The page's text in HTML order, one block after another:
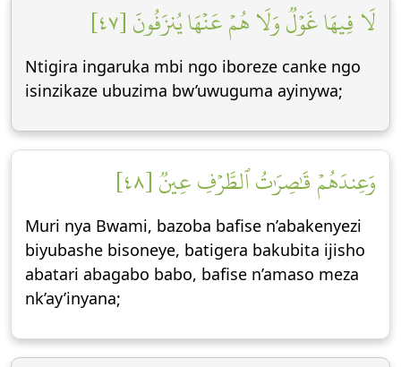
لَا فِيهَا غَوۡلٞ وَلَا هُمۡ عَنۡهَا يُنزَفُونَ [٤٧]
Ntigira ingaruka mbi ngo iboreze canke ngo
isinzikaze ubuzima bw’uwuguma ayinywa;
وَعِندَهُمۡ قَٰصِرَٰتُ ٱلطَّرۡفِ عِينٞ [٤٨]
Muri nya Bwami, bazoba bafise n’abakenyezi
biyubashe bisoneye, batigera bakubita ijisho
abatari abagabo babo, bafise n’amaso meza
nk’ay’inyana;